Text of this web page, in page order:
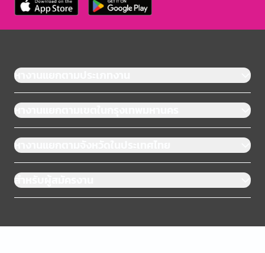
หางานแยกตามประเภทงาน
หางานแยกตามเขตในกรุงเทพมหานคร
หางานแยกตามจังหวัดในประเทศไทย
สำหรับผู้สมัครงาน